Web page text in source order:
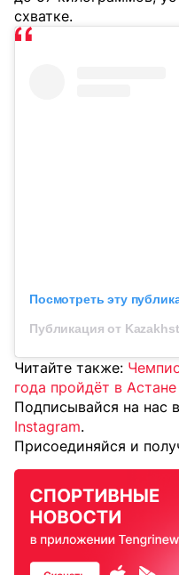
схватке.
Посмотреть эту
Читайте также:
года пройдёт в Астане
Подписывайся на нас
Instagram.
Присоединяйся и